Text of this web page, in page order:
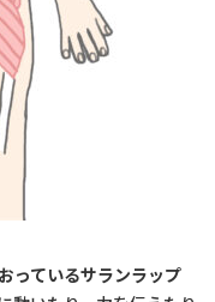
っているサランラップ